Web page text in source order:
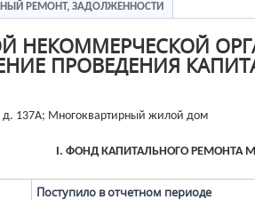
РЕМОНТ, ЗАДОЛЖЕННОСТИ
НЕКОММЕРЧЕСКОЙ
ПРОВЕДЕНИЯ
д. 137А; Многоквартирный жилой дом
I. ФОНД КАПИТАЛЬНОГО РЕМОНТА
Поступило в отчетном периоде